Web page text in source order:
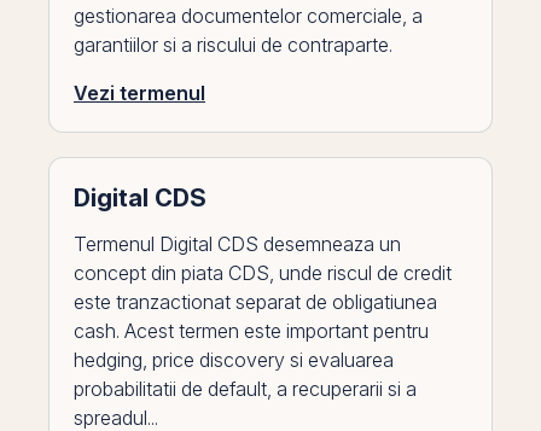
gestionarea documentelor comerciale, a
garantiilor si a riscului de contraparte.
Vezi termenul
Digital CDS
Termenul Digital CDS desemneaza un
concept din piata CDS, unde riscul de credit
este tranzactionat separat de obligatiunea
cash. Acest termen este important pentru
hedging, price discovery si evaluarea
probabilitatii de default, a recuperarii si a
spreadul...